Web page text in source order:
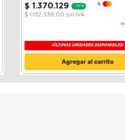
$ 1 .370.129 - 15 %
$ 1.132.338,00 sin IVA
14
¡ÚLTIMAS UNIDADES DISPONIBLES!
Agregar al carrito